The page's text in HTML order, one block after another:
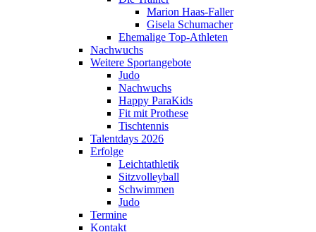
Marion Haas-Faller
Gisela Schumacher
Ehemalige Top-Athleten
Nachwuchs
Weitere Sportangebote
Judo
Nachwuchs
Happy ParaKids
Fit mit Prothese
Tischtennis
Talentdays 2026
Erfolge
Leichtathletik
Sitzvolleyball
Schwimmen
Judo
Termine
Kontakt